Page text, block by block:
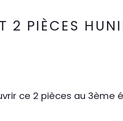
2 PIÈCES
ce 2 pièces au